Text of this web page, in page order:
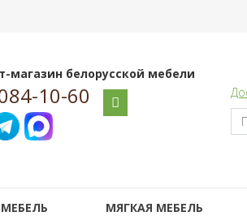
белорусской мебели
10-60
МЯГКАЯ МЕБЕЛЬ